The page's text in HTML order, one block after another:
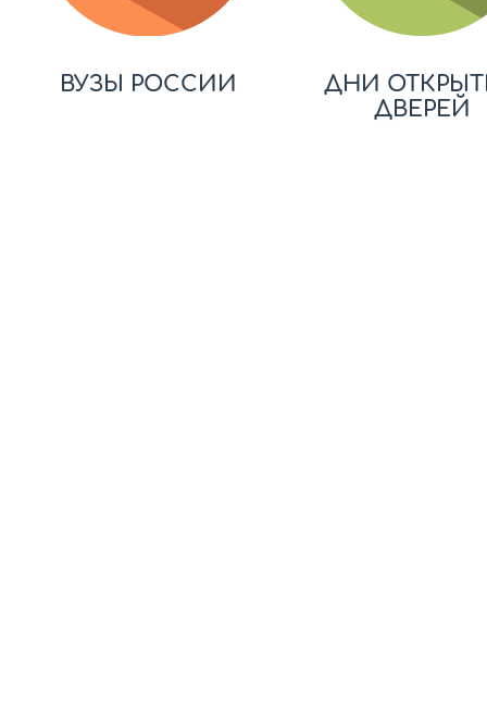
ВУЗЫ РОССИИ
ДНИ
ДВЕРЕЙ